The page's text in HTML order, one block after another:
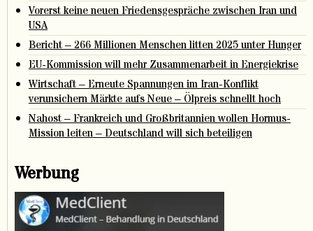
Vorerst keine neuen Friedensgespräche zwischen Iran und
USA
Bericht – 266 Millionen Menschen litten 2025 unter Hunger
EU-Kommission will mehr Zusammenarbeit in Energiekrise
Wirtschaft – Erneute Spannungen im Iran-Konflikt
verunsichern Märkte aufs Neue – Ölpreis schnellt hoch
Nahost – Frankreich und Großbritannien wollen Hormus-
Mission leiten – Deutschland will sich beteiligen
Werbung